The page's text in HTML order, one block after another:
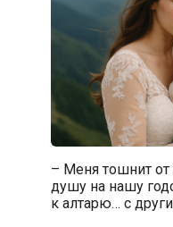
– Меня тошнит
душу на нашу
к алтарю… с